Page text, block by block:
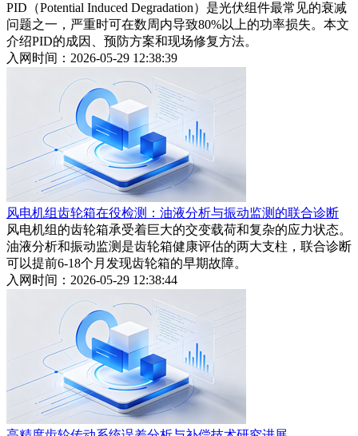
PID（Potential Induced Degradation）是光伏组件最常见的衰减
问题之一，严重时可在数周内导致80%以上的功率损失。本文
介绍PID的成因、预防方案和现场修复方法。
入网时间：2026-05-29 12:38:39
风电机组齿轮箱在役检测：油液分析与振动监测的联合诊断
风电机组的齿轮箱承受着巨大的交变载荷和复杂的应力状态。
油液分析和振动监测是齿轮箱健康评估的两大支柱，联合诊断
可以提前6-18个月发现齿轮箱的早期故障。
入网时间：2026-05-29 12:38:44